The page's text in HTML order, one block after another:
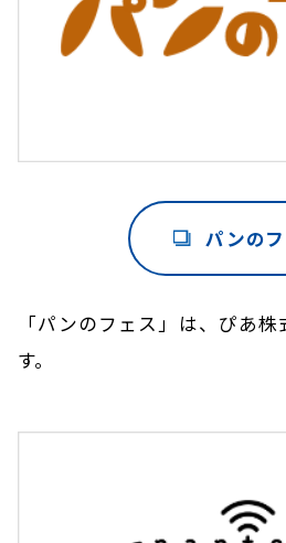
パンの
「パンのフェス」は、ぴあ
す。